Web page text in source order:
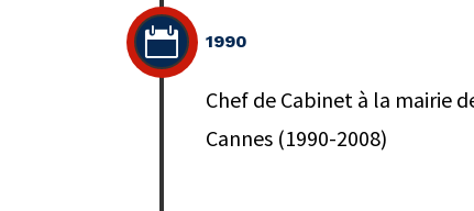
 1990
Chef de Cabinet à la mairie
Cannes (1990-2008)